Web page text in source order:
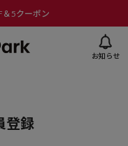
5クーポン
お知らせ
登録